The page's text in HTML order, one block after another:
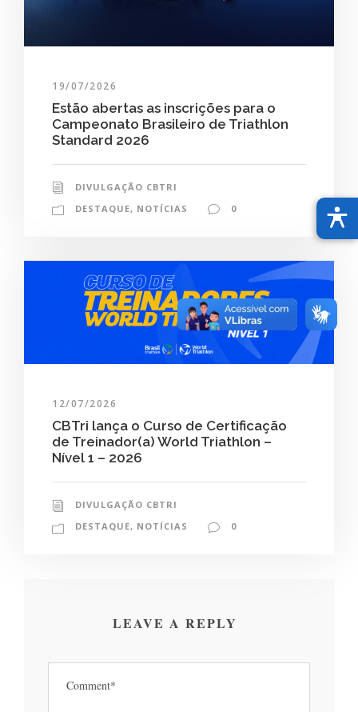
19/07/2026
Estão abertas as inscrições para o
Campeonato Brasileiro de Triathlon
Standard 2026
DIVULGAÇÃO CBTRI
DESTAQUE, NOTÍCIAS 0
12/07/2026
CBTri lança o Curso de Certificação
de Treinador(a) World Triathlon –
Nível 1 – 2026
DIVULGAÇÃO CBTRI
DESTAQUE, NOTÍCIAS 0
LEAVE A REPLY